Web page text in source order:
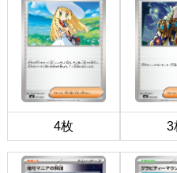
4枚 3